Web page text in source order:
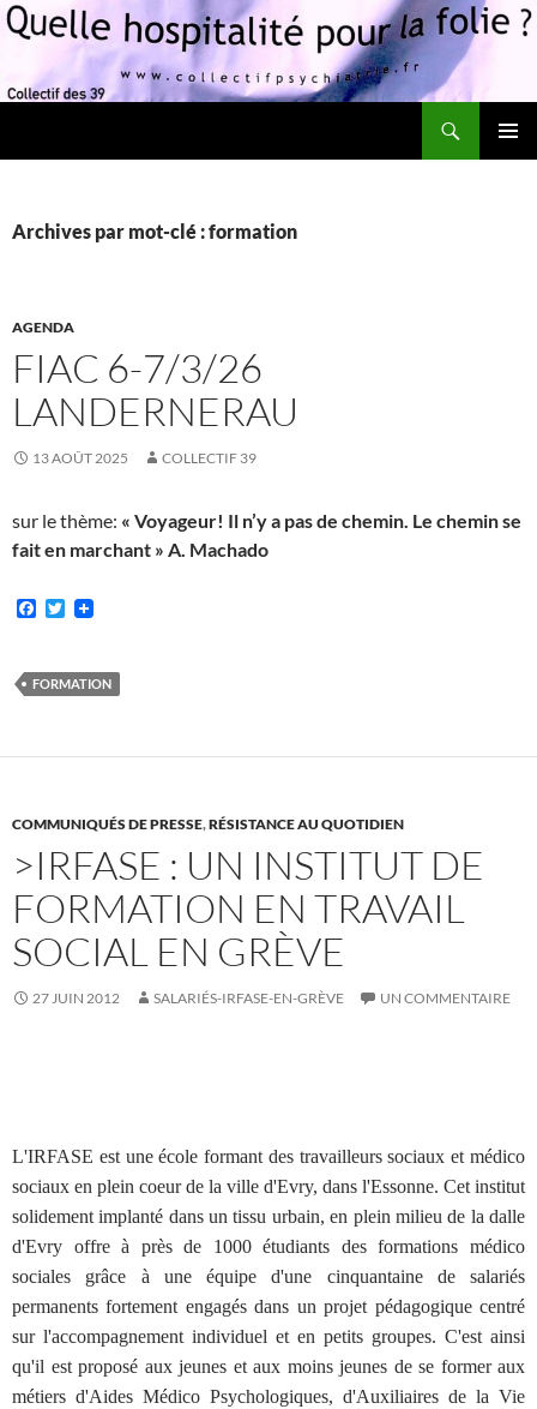
Archives par mot-clé : formation
AGENDA
FIAC 6-7/3/26
LANDERNERAU
13 AOÛT 2025 COLLECTIF 39
sur le thème: « Voyageur! Il n’y a pas de chemin. Le chemin se
fait en marchant » A. Machado
F
b
o
T
t
e
FORMATION
COMMUNIQUÉS DE PRESSE,RÉSISTANCE AU QUOTIDIEN
>IRFASE : UN INSTITUT DE
FORMATION EN TRAVAIL
SOCIAL EN GRÈVE
27 JUIN 2012 SALARIÉS-IRFASE-EN-GRÈVE UN COMMENTAIRE
L'IRFASE est une école formant des travailleurs sociaux et médico
sociaux en plein coeur de la ville d'Evry, dans l'Essonne. Cet institut
solidement implanté dans un tissu urbain, en plein milieu de la dalle
d'Evry offre à près de 1000 étudiants des formations médico
sociales grâce à une équipe d'une cinquantaine de salariés
permanents fortement engagés dans un projet pédagogique centré
sur l'accompagnement individuel et en petits groupes. C'est ainsi
qu'il est proposé aux jeunes et aux moins jeunes de se former aux
métiers d'Aides Médico Psychologiques, d'Auxiliaires de la Vie